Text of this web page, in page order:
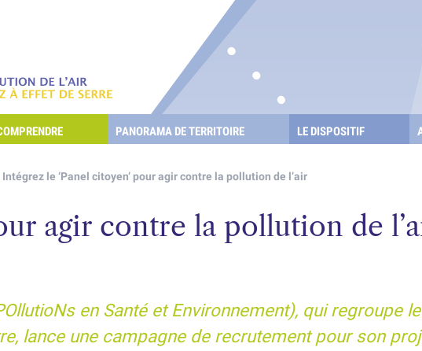
en Santé Environnement
Pollution de l'air & gaz à effet de serre
À EFFET DE SERRE ?
PANORAMA DE TERRITOIRE LE DISPOSITIF
Intégrez le ‘Panel citoyen’ pour agir contre la pollution de l’air
agir contre la pollution de
en Santé et Environnement), qui regroupe
lance une campagne de recrutement pour son